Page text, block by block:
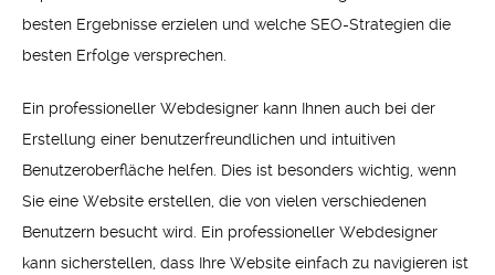
besten Ergebnisse erzielen und welche SEO-Strategien die
besten Erfolge versprechen.
Ein professioneller Webdesigner kann Ihnen auch bei der
Erstellung einer benutzerfreundlichen und intuitiven
Benutzeroberfläche helfen. Dies ist besonders wichtig, wenn
Sie eine Website erstellen, die von vielen verschiedenen
Benutzern besucht wird. Ein professioneller Webdesigner
kann sicherstellen, dass Ihre Website einfach zu navigieren ist